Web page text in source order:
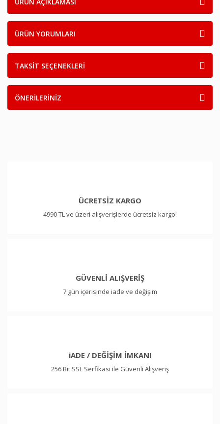
ÜRÜN YORUMLARI
TAKSİT SEÇENEKLERİ
ÖNERİLERİNİZ
ÜCRETSİZ KARGO
4990 TL ve üzeri alışverişlerde ücretsiz kargo!
GÜVENLİ ALIŞVERİŞ
7 gün içerisinde iade ve değişim
iADE / DEĞİŞİM İMKANI
256 Bit SSL Serfikası ile Güvenli Alışveriş